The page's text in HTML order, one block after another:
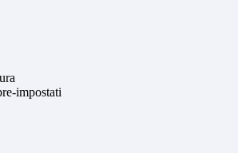
impostati